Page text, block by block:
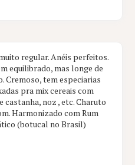
regular. Anéis perfeitos.
equilibrado, mas longe de
Cremoso, tem especiarias
pra mix cereais com
castanha, noz , etc. Charuto
Harmonizado com Rum
(botucal no Brasil)